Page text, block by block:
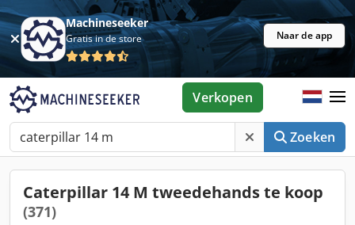
Machineseeker
Gratis in de store Naar de app
Zoeken
Verkopen
Caterpillar 14 M tweedehands te koop
(371)